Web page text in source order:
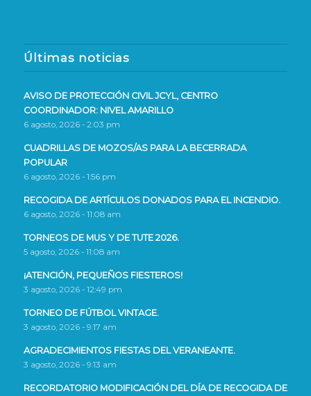
Últimas noticias
AVISO DE PROTECCIÓN CIVIL JCYL, CENTRO
COORDINADOR: NIVEL AMARILLO
6 agosto, 2026 - 2:03 pm
CUADRILLAS DE MOZOS/AS PARA LA BECERRADA
POPULAR
6 agosto, 2026 - 1:56 pm
RECOGIDA DE ARTÍCULOS DONADOS PARA EL INCENDIO.
6 agosto, 2026 - 11:08 am
TORNEOS DE MUS Y DE TUTE 2026.
5 agosto, 2026 - 11:08 am
¡ATENCIÓN, PEQUEÑOS FIESTEROS!
3 agosto, 2026 - 12:49 pm
TORNEO DE FÚTBOL VINTAGE.
3 agosto, 2026 - 9:17 am
AGRADECIMIENTOS FIESTAS DEL VERANEANTE.
3 agosto, 2026 - 9:13 am
RECORDATORIO MODIFICACIÓN DEL DÍA DE RECOGIDA DE